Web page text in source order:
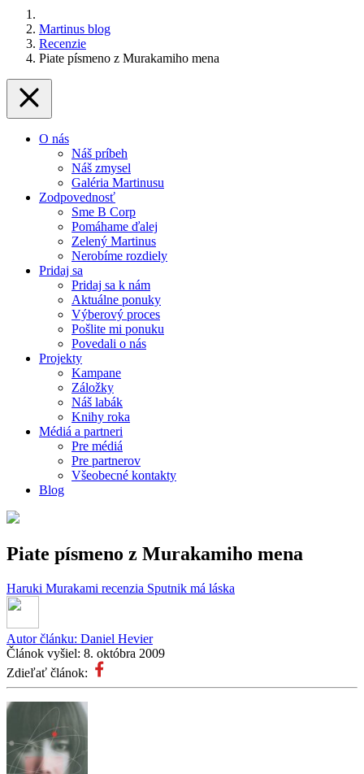
Martinus blog
Recenzie
Piate písmeno z Murakamiho mena
O nás
Náš príbeh
Náš zmysel
Galéria Martinusu
Zodpovednosť
Sme B Corp
Pomáhame ďalej
Zelený Martinus
Nerobíme rozdiely
Pridaj sa
Pridaj sa k nám
Aktuálne ponuky
Výberový proces
Pošlite mi ponuku
Povedali o nás
Projekty
Kampane
Záložky
Náš labák
Knihy roka
Médiá a partneri
Pre médiá
Pre partnerov
Všeobecné kontakty
Blog
Piate písmeno z Murakamiho mena
Haruki Murakami recenzia Sputnik má láska
Autor článku: Daniel Hevier
Článok vyšiel: 8. októbra 2009
Zdieľať článok: